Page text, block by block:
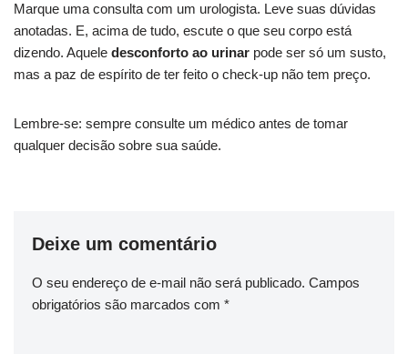
Marque uma consulta com um urologista. Leve suas dúvidas
anotadas. E, acima de tudo, escute o que seu corpo está
dizendo. Aquele desconforto ao urinar pode ser só um susto,
mas a paz de espírito de ter feito o check-up não tem preço.
Lembre-se: sempre consulte um médico antes de tomar
qualquer decisão sobre sua saúde.
Deixe um comentário
O seu endereço de e-mail não será publicado. Campos
obrigatórios são marcados com *